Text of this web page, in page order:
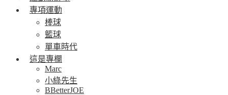
專項運動
棒球
籃球
單車時代
這是專欄
Marc
小綠先生
BBetterJOE